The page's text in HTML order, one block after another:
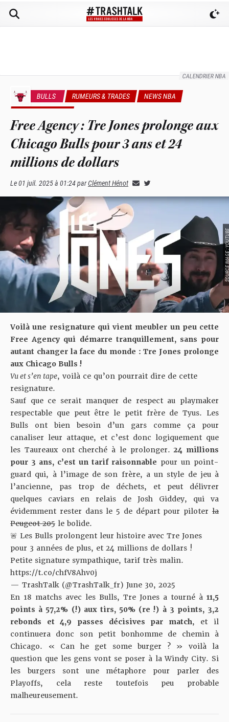
CALENDRIER NBA
BULLS RUMEURS & TRADES
NEWS NBA
Free Agency : Tre Jones prolonge aux
Chicago Bulls pour 3 ans et 24
millions de dollars
Le01 juil. 2025 à 01:24parClément Hénot
SOURCE
Voilà une resignature qui vient meubler un peu cette
Free Agency qui démarre tranquillement, sans pour
autant changer la face du monde : Tre Jones prolonge
aux Chicago Bulls !
Vu et s’en tape, voilà ce qu’on pourrait dire de cette
resignature.
Sauf que ce serait manquer de respect au playmaker
respectable que peut être le petit frère de Tyus. Les
Bulls ont bien besoin d’un gars comme ça pour
canaliser leur attaque, et c’est donc logiquement que
les Taureaux ont cherché à le prolonger. 24 millions
pour 3 ans, c’est un tarif raisonnable pour un point-
guard qui, à l’image de son frère, a un style de jeu à
l’ancienne, pas trop de déchets, et peut délivrer
quelques caviars en relais de Josh Giddey, qui va
évidemment rester dans le 5 de départ pour piloter la
Peugeot 205 le bolide.
🚨 Les Bulls prolongent leur histoire avec Tre Jones
pour 3 années de plus, et 24 millions de dollars !
Petite signature sympathique, tarif très malin.
https://t.co/chfV8Ahv0j
— TrashTalk (@TrashTalk_fr) June 30, 2025
En 18 matchs avec les Bulls, Tre Jones a tourné à 11,5
points à 57,2% (!) aux tirs, 50% (re !) à 3 points, 3,2
rebonds et 4,9 passes décisives par match, et il
continuera donc son petit bonhomme de chemin à
Chicago. « Can he get some burger ? » voilà la
question que les gens vont se poser à la Windy City. Si
les burgers sont une métaphore pour parler des
Playoffs, cela reste toutefois peu probable
malheureusement.